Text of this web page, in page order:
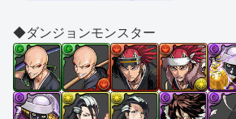
◆ダンジョンモンスター